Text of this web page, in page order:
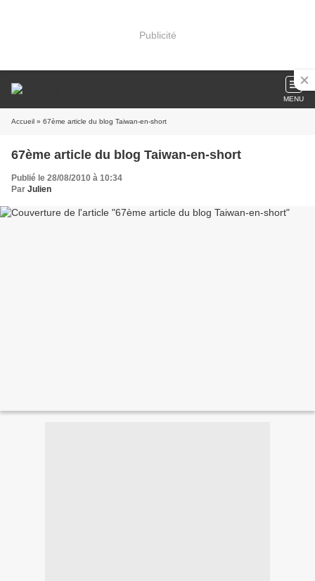
Publicité
MENU
Accueil » 67ème article du blog Taiwan-en-short
67ème article du blog Taiwan-en-short
Publié le 28/08/2010 à 10:34
Par Julien